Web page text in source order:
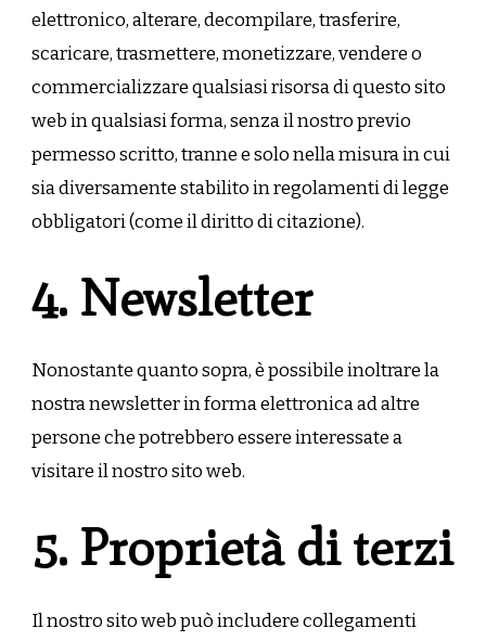
elettronico, alterare, decompilare, trasferire,
scaricare, trasmettere, monetizzare, vendere o
commercializzare qualsiasi risorsa di questo sito
web in qualsiasi forma, senza il nostro previo
permesso scritto, tranne e solo nella misura in cui
sia diversamente stabilito in regolamenti di legge
obbligatori (come il diritto di citazione).
4. Newsletter
Nonostante quanto sopra, è possibile inoltrare la
nostra newsletter in forma elettronica ad altre
persone che potrebbero essere interessate a
visitare il nostro sito web.
5. Proprietà di terzi
Il nostro sito web può includere collegamenti